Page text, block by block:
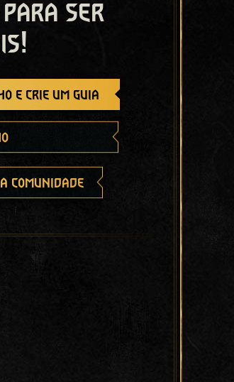
ser
e crie um guia
comunidade